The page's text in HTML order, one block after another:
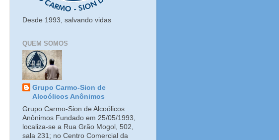
Desde 1993, salvando vidas
QUEM SOMOS
Grupo Carmo-Sion de
Alcoólicos Anônimos
Grupo Carmo-Sion de Alcoólicos
Anônimos Fundado em 25/05/1993,
localiza-se a Rua Grão Mogol, 502,
sala 231; no Centro Comercial da